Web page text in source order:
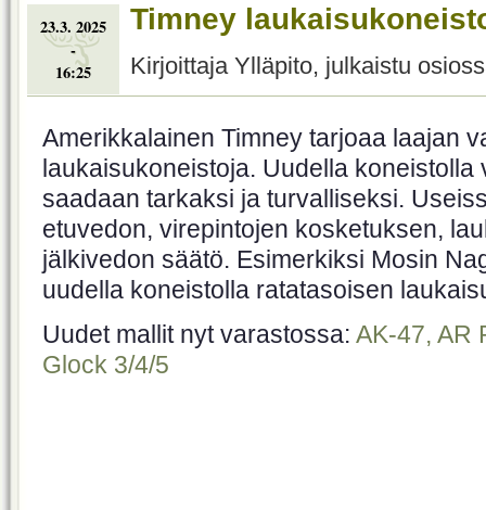
23.3. 2025
-
16:25
Timney
Kirjoittaja Ylläpito, julkaistu
Amerikkalainen Timney tarjoaa laajan
laukaisukoneistoja. Uudella koneistolla
saadaan tarkaksi ja turvalliseksi.
etuvedon, virepintojen kosketuksen,
jälkivedon säätö. Esimerkiksi Mosin
uudella koneistolla ratatasoisen
Uudet mallit nyt varastossa: AK-47, AR
Glock 3/4/5